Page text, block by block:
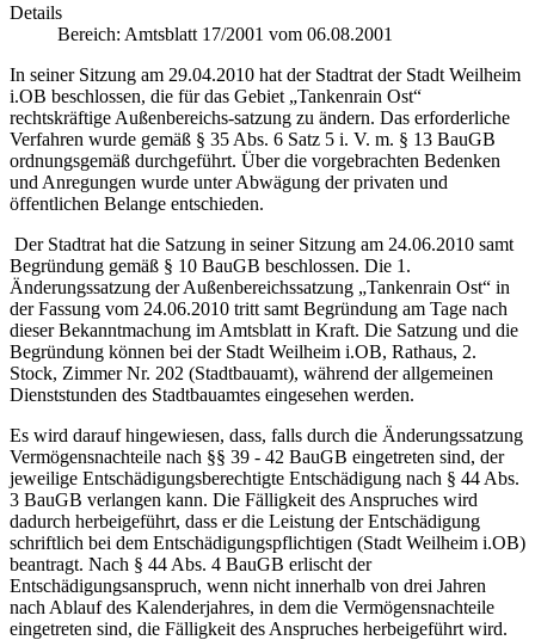
Details
Bereich: Amtsblatt 17/2001 vom 06.08.2001
In seiner Sitzung am 29.04.2010 hat der Stadtrat der Stadt Weilheim
i.OB beschlossen, die für das Gebiet „Tankenrain Ost“
rechtskräftige Außenbereichs-satzung zu ändern. Das erforderliche
Verfahren wurde gemäß § 35 Abs. 6 Satz 5 i. V. m. § 13 BauGB
ordnungsgemäß durchgeführt. Über die vorgebrachten Bedenken
und Anregungen wurde unter Abwägung der privaten und
öffentlichen Belange entschieden.
Der Stadtrat hat die Satzung in seiner Sitzung am 24.06.2010 samt
Begründung gemäß § 10 BauGB beschlossen. Die 1.
Änderungssatzung der Außenbereichssatzung „Tankenrain Ost“ in
der Fassung vom 24.06.2010 tritt samt Begründung am Tage nach
dieser Bekanntmachung im Amtsblatt in Kraft. Die Satzung und die
Begründung können bei der Stadt Weilheim i.OB, Rathaus, 2.
Stock, Zimmer Nr. 202 (Stadtbauamt), während der allgemeinen
Dienststunden des Stadtbauamtes eingesehen werden.
Es wird darauf hingewiesen, dass, falls durch die Änderungssatzung
Vermögensnachteile nach §§ 39 - 42 BauGB eingetreten sind, der
jeweilige Entschädigungsberechtigte Entschädigung nach § 44 Abs.
3 BauGB verlangen kann. Die Fälligkeit des Anspruches wird
dadurch herbeigeführt, dass er die Leistung der Entschädigung
schriftlich bei dem Entschädigungspflichtigen (Stadt Weilheim i.OB)
beantragt. Nach § 44 Abs. 4 BauGB erlischt der
Entschädigungsanspruch, wenn nicht innerhalb von drei Jahren
nach Ablauf des Kalenderjahres, in dem die Vermögensnachteile
eingetreten sind, die Fälligkeit des Anspruches herbeigeführt wird.